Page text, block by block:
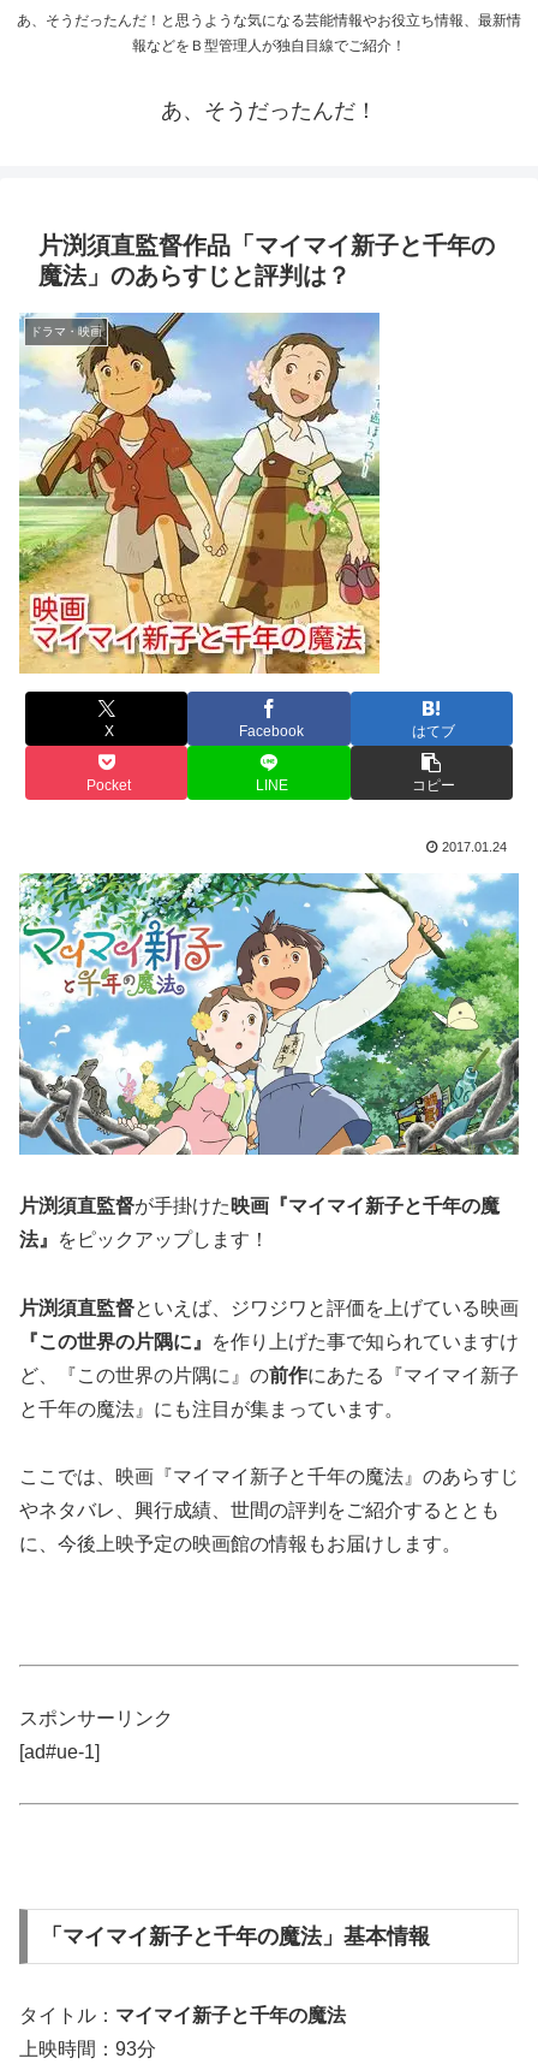
あ、そうだったんだ！と思うような気になる芸能情報やお役立ち情報、最新情
報などをＢ型管理人が独自目線でご紹介！
あ、そうだったんだ！
片渕須直監督作品「マイマイ新子と千年の
魔法」のあらすじと評判は？
ドラマ・映画
X Facebook はてブ
Pocket LINE コピー
2017.01.24
片渕須直監督が手掛けた 映画『マイマイ新子と千年の魔
法』
をピックアップします！
片渕須直監督といえば、ジワジワと評価を上げている映画
『この世界の片隅に』
を作り上げた事で知られていますけ
ど、『この世界の片隅に』の前作にあたる『マイマイ新子
と千年の魔法』にも注目が集まっています。
ここでは、映画『マイマイ新子と千年の魔法』のあらすじ
やネタバレ、興行成績、世間の評判をご紹介するととも
に、今後上映予定の映画館の情報もお届けします。
スポンサーリンク
[ad#ue-1]
「マイマイ新子と千年の魔法」基本情報
タイトル： マイマイ新子と千年の魔法
上映時間：93分